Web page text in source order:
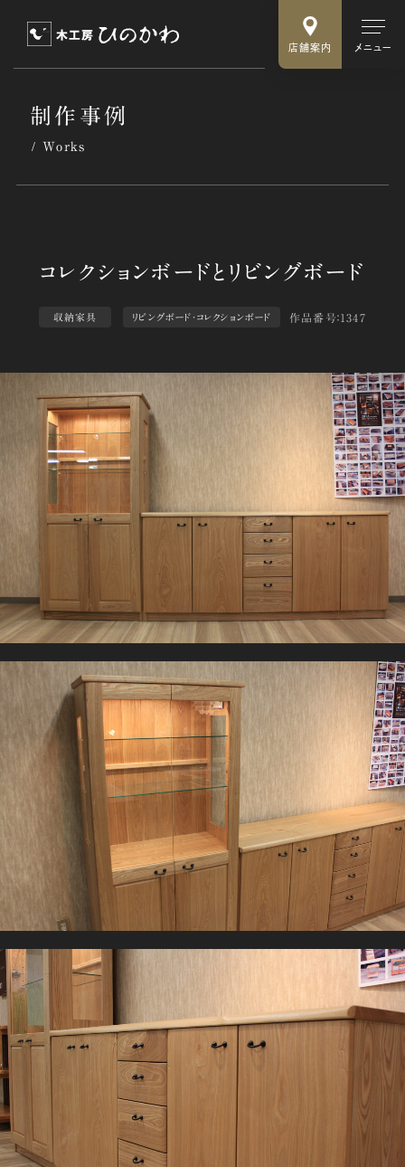
店舗案内 メニュー
制作事例
Works
収納家具 リビングボード・コレクションボード 作品番号：1347